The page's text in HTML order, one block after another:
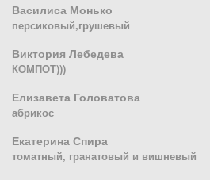
Василиса Монько
персиковый,грушевый
Виктория Лебедева
КОМПОТ)))
Елизавета Головатова
абрикос
Екатерина Спира
томатный, гранатовый и вишневый